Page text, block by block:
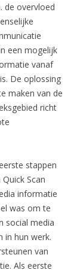
de overvloed
een mogelijk
vanaf
De oplossing
maken van de
richt
stappen
Scan
informatie
was om te
social media
in hun werk.
van
Als eerste